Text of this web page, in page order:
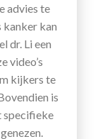
advies te
kanker kan
dr. Li een
video’s
kijkers te
is
specifieke